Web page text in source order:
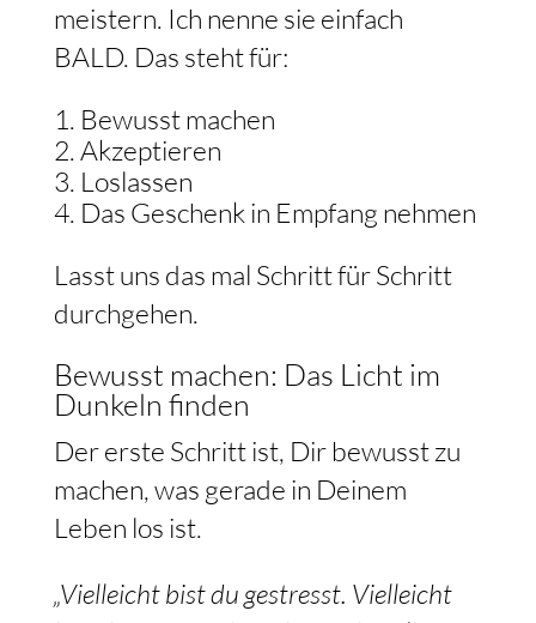
meistern. Ich nenne sie einfach
BALD. Das steht für:
Bewusst machen
Akzeptieren
Loslassen
Das Geschenk in Empfang nehmen
Lasst uns das mal Schritt für Schritt
durchgehen.
Bewusst machen: Das Licht im
Dunkeln finden
Der erste Schritt ist, Dir bewusst zu
machen, was gerade in Deinem
Leben los ist.
„Vielleicht bist du gestresst. Vielleicht